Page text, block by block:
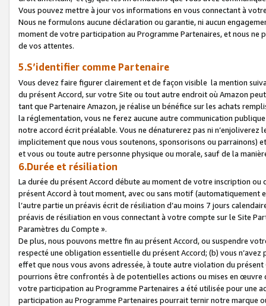
Vous pouvez mettre à jour vos informations en vous connectant à
Nous ne formulons aucune déclaration ou garantie, ni aucun
moment de votre participation au Programme Partenaires, et nous
de vos attentes.
5.S’identifier comme Partenaire
Vous devez faire figurer clairement et de façon visible la mention
du présent Accord, sur votre Site ou tout autre endroit où Amazon
tant que Partenaire Amazon, je réalise un bénéfice sur les achats
la réglementation, vous ne ferez aucune autre communication
notre accord écrit préalable. Vous ne dénaturerez pas ni
implicitement que nous vous soutenons, sponsorisons ou parrainons)
et vous ou toute autre personne physique ou morale, sauf de la
6.Durée et résiliation
La durée du présent Accord débute au moment de votre inscription
présent Accord à tout moment, avec ou sans motif (automatiquement
l’autre partie un préavis écrit de résiliation d’au moins 7 jours
préavis de résiliation en vous connectant à votre compte sur le Site
Paramètres du Compte ».
De plus, nous pouvons mettre fin au présent Accord, ou suspendre
respecté une obligation essentielle du présent Accord; (b) vous
effet que nous vous avons adressée, à toute autre violation du
pourrions être confrontés à de potentielles actions ou mises en
votre participation au Programme Partenaires a été utilisée pour une
participation au Programme Partenaires pourrait ternir notre marque